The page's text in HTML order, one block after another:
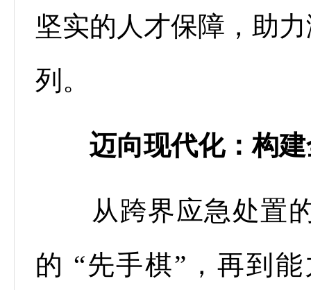
坚实的人才保障，助
列。
迈向现代化：构
从跨界应急处置的
的 “先手棋”，再到